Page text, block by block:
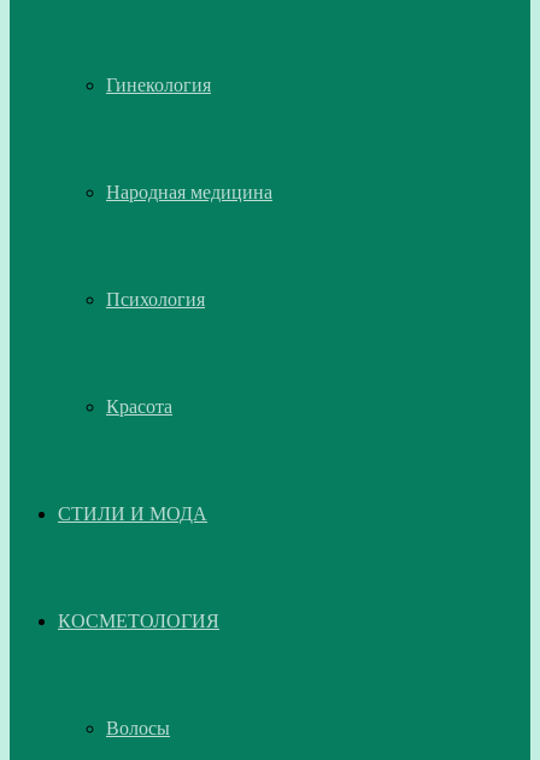
Гинекология
Народная медицина
Психология
Красота
СТИЛИ И МОДА
КОСМЕТОЛОГИЯ
Волосы